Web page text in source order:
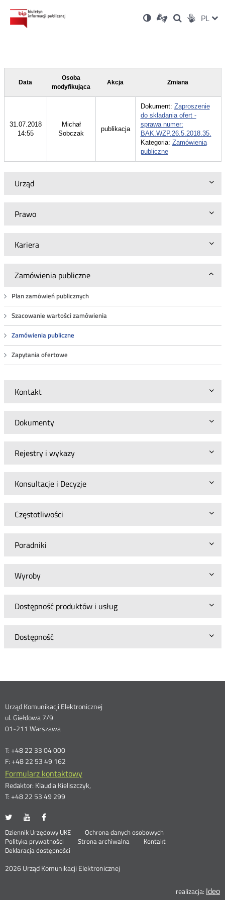
Ustawienia
Wersja
kontrastowa
Dla
niesłyszących
OtwórzOtwórz
w
Otwórz
w
Social PL
Urząd
Prawo
Kariera
Zamówienia publiczne
Plan zamówień publicznych
Szacowanie wartości zamówienia
Zamówienia publiczne
Zapytania ofertowe
Kontakt
Dokumenty
Rejestry i wykazy
Konsultacje i Decyzje
Częstotliwości
Poradniki
Wyroby
Dostępność produktów i usług
Dostępność
Data
Osoba
modyfikująca
Akcja Zmiana
31.07.2018
14:55
Michał
Sobczak
publikacja
Dokument: Zaproszenie
do składania ofert -
sprawa numer:
BAK.WZP.26.5.2018.35.
Kategoria: Zamówienia
publiczne
Dane
kontaktowe
Urząd Komunikacji Elektronicznej
ul. Giełdowa 7/9
01-211 Warszawa
T: +48 22 33 04 000
F: +48 22 53 49 162
Formularz kontaktowy
Redaktor: Klaudia Kieliszczyk,
T: +48 22 53 49 299
UKE
portalu
Twitter
Otwórz
nowym
oknie
UKE
portalu
Youtube
Otwórz
nowym
oknie
portalu
Facebook
nowym
oknie
Stopka
menu
Dziennik Urzędowy UKE Otwórz
Ochrona danych osobowych
Polityka prywatności
Otwórz
w
oknie
Strona archiwalna
Kontakt
Deklaracja dostępności
2026 Urząd Komunikacji Elektronicznej
realizacja: Ideo